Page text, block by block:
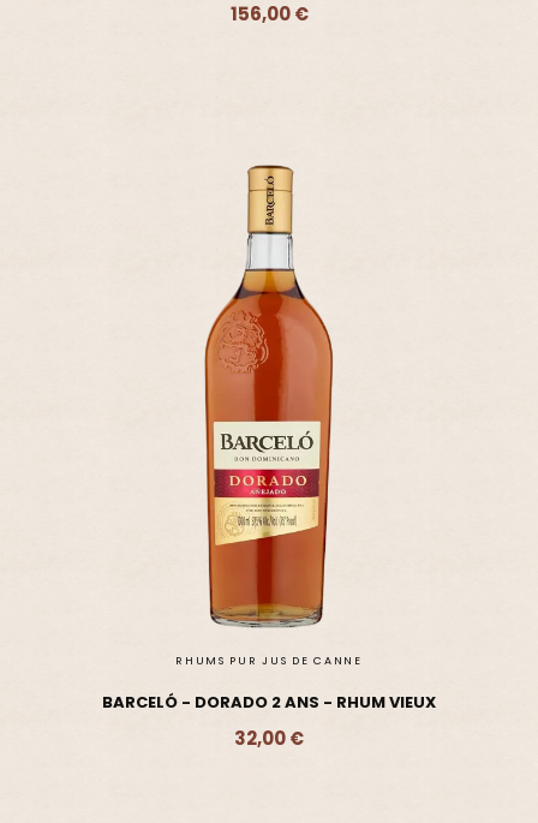
156,00 €
Ajouter - 156,00 €
RHUMS PUR JUS DE CANNE
BARCELÓ - DORADO 2 ANS - RHUM VIEUX
32,00 €
Ajouter - 32,00 €